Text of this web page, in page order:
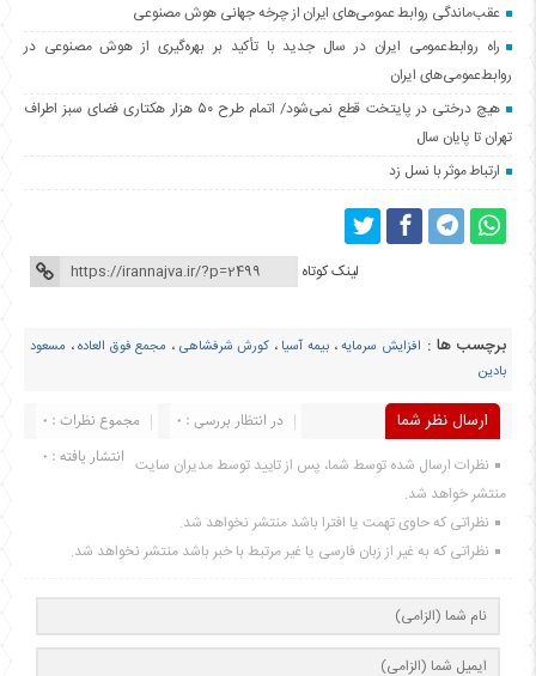
عقب‌ماندگی روابط عمومی‌های ایران از چرخه جهانی هوش مصنوعی
راه روابط‌عمومی ایران در سال جدید با تأکید بر بهره‌گیری از هوش مصنوعی در
روابط‌عمومی‌های ایران
هیچ درختی در پایتخت قطع نمی‌شود/ اتمام طرح ۵۰ هزار هکتاری فضای سبز اطراف
تهران تا پایان سال
ارتباط موثر با نسل زد
لینک کوتاه
برچسب ها : افزایش سرمایه، بیمه آسیا ، کورش شرفشاهی ، مجمع فوق العاده، مسعود
بادین
ارسال نظر شما مجموع نظرات : 0
در انتظار بررسی : 0
انتشار یافته : 0 نظرات ارسال شده توسط شما، پس از تایید توسط مدیران سایت
منتشر خواهد شد.
نظراتی که حاوی تهمت یا افترا باشد منتشر نخواهد شد.
نظراتی که به غیر از زبان فارسی یا غیر مرتبط با خبر باشد منتشر نخواهد شد.